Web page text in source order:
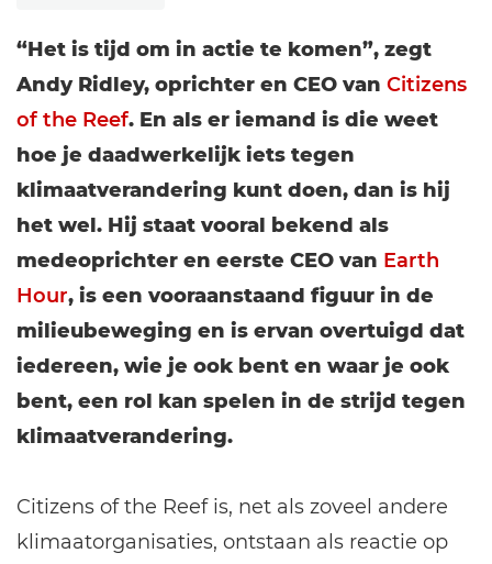
“Het is tijd om in actie te komen”, zegt
Andy Ridley, oprichter en CEO van Citizens
of the Reef. En als er iemand is die weet
hoe je daadwerkelijk iets tegen
klimaatverandering kunt doen, dan is hij
het wel. Hij staat vooral bekend als
medeoprichter en eerste CEO van Earth
Hour, is een vooraanstaand figuur in de
milieubeweging en is ervan overtuigd dat
iedereen, wie je ook bent en waar je ook
bent, een rol kan spelen in de strijd tegen
klimaatverandering.
Citizens of the Reef is, net als zoveel andere
klimaatorganisaties, ontstaan als reactie op